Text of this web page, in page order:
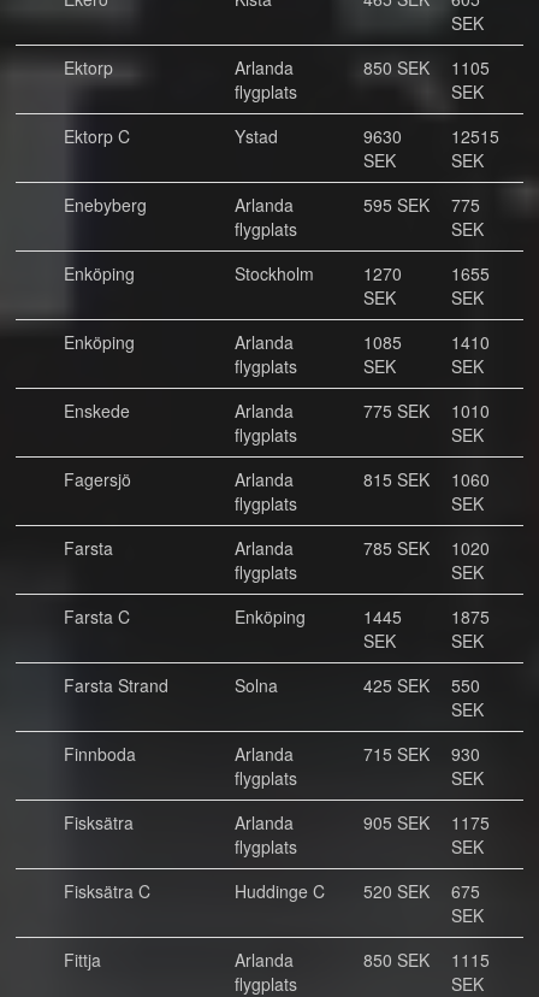
SEK
Ektorp
Arlanda
flygplats
850 SEK
1105
SEK
Ektorp C
Ystad
9630
SEK
12515
SEK
Enebyberg
Arlanda
flygplats
595 SEK
775
SEK
Enköping
Stockholm
1270
SEK
1655
SEK
Enköping
Arlanda
flygplats
1085
SEK
1410
SEK
Enskede
Arlanda
flygplats
775 SEK
1010
SEK
Fagersjö
Arlanda
flygplats
815 SEK
1060
SEK
Farsta
Arlanda
flygplats
785 SEK
1020
SEK
Farsta C
Enköping
1445
SEK
1875
SEK
Farsta Strand
Solna 425 SEK
550
SEK
Finnboda
Arlanda
flygplats
715 SEK
930
SEK
Fisksätra
Arlanda
flygplats
905 SEK
1175
SEK
Fisksätra C
Huddinge C 520 SEK
675
SEK
Fittja
Arlanda
flygplats
850 SEK
1115
SEK